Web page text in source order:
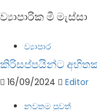
ව්‍යාපාරික මී මැස්සා
ව්‍යාපාර
කිරිසප්පයින්ට
16/09/2024
Editor
නවතම පුවත්